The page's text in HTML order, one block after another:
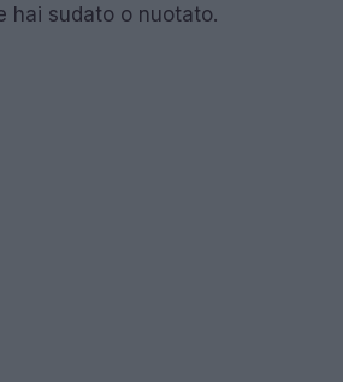
hai sudato o nuotato.